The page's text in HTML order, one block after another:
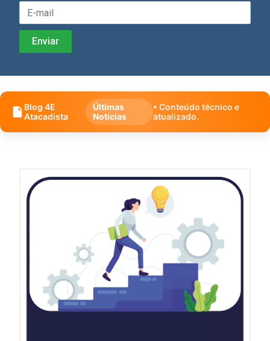
Blog 4E
Atacadista
Últimas
Notícias
• Conteúdo técnico e
atualizado.